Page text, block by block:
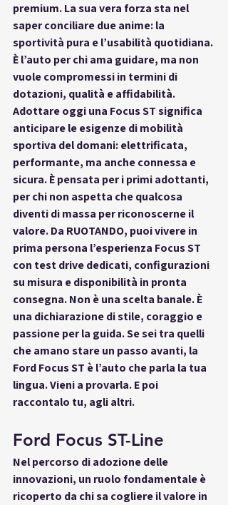
premium. La sua vera forza sta nel
saper conciliare due anime: la
sportività pura e l’usabilità quotidiana.
È l’auto per chi ama guidare, ma non
vuole compromessi in termini di
dotazioni, qualità e affidabilità.
Adottare oggi una Focus ST significa
anticipare le esigenze di mobilità
sportiva del domani: elettrificata,
performante, ma anche connessa e
sicura. È pensata per i primi adottanti,
per chi non aspetta che qualcosa
diventi di massa per riconoscerne il
valore. Da RUOTANDO, puoi vivere in
prima persona l’esperienza Focus ST
con test drive dedicati, configurazioni
su misura e disponibilità in pronta
consegna. Non è una scelta banale. È
una dichiarazione di stile, coraggio e
passione per la guida. Se sei tra quelli
che amano stare un passo avanti, la
Ford Focus ST è l’auto che parla la tua
lingua. Vieni a provarla. E poi
raccontalo tu, agli altri.
Ford Focus ST-Line
Nel percorso di adozione delle
innovazioni, un ruolo fondamentale è
ricoperto da chi sa cogliere il valore in